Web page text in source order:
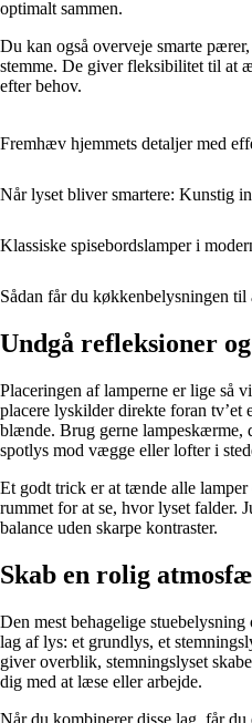
optimalt sammen.
Du kan også overveje smarte
stemme. De giver fleksibilitet til at
efter behov.
Fremhæv hjemmets detaljer med
Når lyset bliver smartere: Kunstig
Klassiske spisebordslamper i
Sådan får du køkkenbelysningen
Undgå refleksioner
Placeringen af lamperne er lige så
placere lyskilder direkte foran tv’et
blænde. Brug gerne lampeskærme,
spotlys mod vægge eller lofter i
Et godt trick er at tænde alle
rummet for at se, hvor lyset falder.
balance uden skarpe kontraster.
Skab en rolig
Den mest behagelige
lag af lys: et grundlys, et
giver overblik, stemningslyset
dig med at læse eller arbejde.
Når du kombinerer disse lag, får